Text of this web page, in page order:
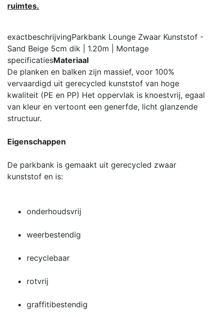
ruimtes.
exactbeschrijvingParkbank Lounge Zwaar Kunststof -
Sand Beige 5cm dik | 1.20m | Montage
specificatiesMateriaal
De planken en balken zijn massief, voor 100%
vervaardigd uit gerecycled kunststof van hoge
kwaliteit (PE en PP) Het oppervlak is knoestvrij, egaal
van kleur en vertoont een generfde, licht glanzende
structuur.
Eigenschappen
De parkbank is gemaakt uit gerecycled zwaar
kunststof en is:
onderhoudsvrij
weerbestendig
recyclebaar
rotvrij
graffitibestendig